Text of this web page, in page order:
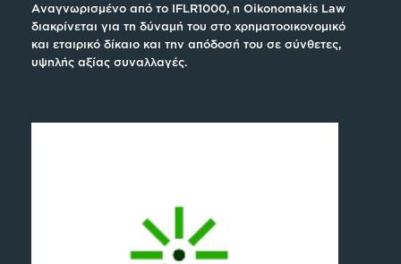
Αναγνωρισμένο από το IFLR1000, η Oikonomakis Law
διακρίνεται για τη δύναμή του στο χρηματοοικονομικό
και εταιρικό δίκαιο και την απόδοσή του σε σύνθετες,
υψηλής αξίας συναλλαγές.